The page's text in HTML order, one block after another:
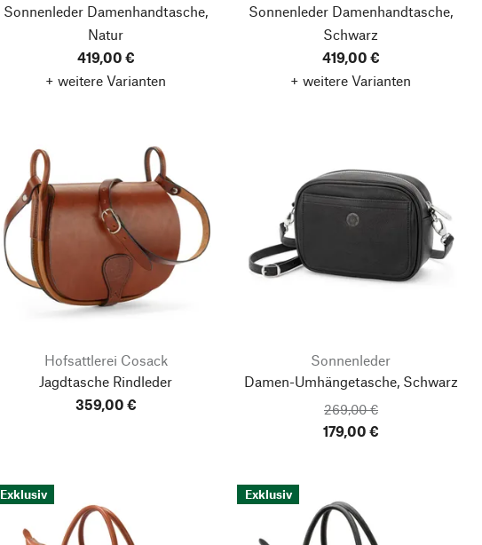
Sonnenleder Damenhandtasche,
Natur
419,00 €
+ weitere Varianten
Sonnenleder Damenhandtasche,
Schwarz
419,00 €
+ weitere Varianten
Hofsattlerei Cosack
Jagdtasche Rindleder
359,00 €
Sonnenleder
Damen-Umhängetasche, Schwarz
269,00 €
179,00 €
Exklusiv Exklusiv